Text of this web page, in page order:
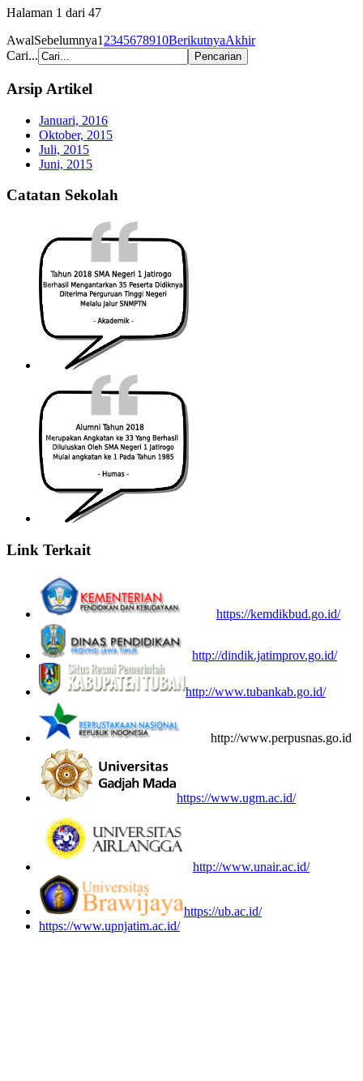
Halaman 1 dari 47
AwalSebelumnya1 2345678910BerikutnyaAkhir
Cari...
Arsip Artikel
Januari, 2016
Oktober, 2015
Juli, 2015
Juni, 2015
Catatan Sekolah
Link Terkait
https://kemdikbud.go.id/
http://dindik.jatimprov.go.id/
http://www.tubankab.go.id/
http://www.perpusnas.go.id
https://www.ugm.ac.id/
http://www.unair.ac.id/
https://ub.ac.id/
https://www.upnjatim.ac.id/